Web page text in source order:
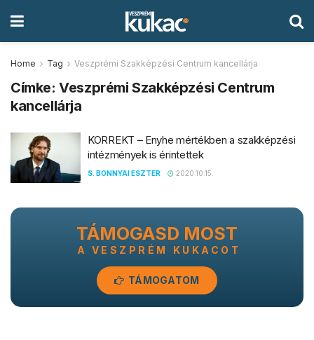
Home Tag Veszprémi Szakképzési Centrum kancellárja
Címke:Veszprémi Szakképzési Centrum
kancellárja
KORREKT – Enyhe mértékben a szakképzési
intézmények is érintettek
S. BONNYAI ESZTER 2020.10.15.
TÁMOGASD MOST
A VESZPRÉM KUKACOT
TÁMOGATOM